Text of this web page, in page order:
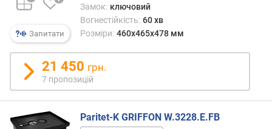
.
м
а
к
т
Запитати
Замок: ключовий
Вогнестійкість: 60 хв
Розміри: 460x465x478 мм
21 450 грн.
7 пропозицій
Paritet-K GRIFFON W.3228.E.FB